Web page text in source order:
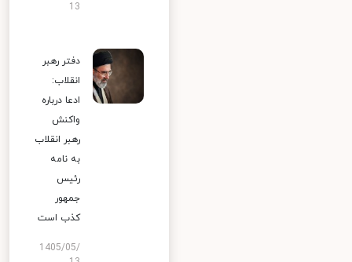
13
دفتر رهبر
انقلاب:
ادعا درباره
واکنش
رهبر انقلاب
به نامه
رئیس
جمهور
کذب است
1405/05/